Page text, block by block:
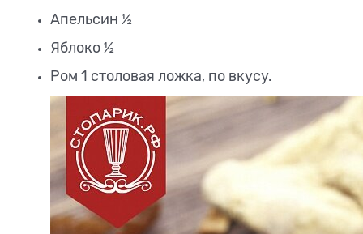
Апельсин ½
Яблоко ½
Ром 1 столовая ложка, по вкусу.